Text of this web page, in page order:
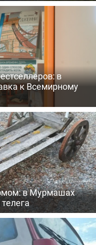
в
к Всемирному
в Мурмашах